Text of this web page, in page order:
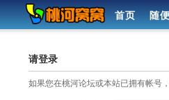
首页 随
请登录
如果您在桃河论坛或本站已拥有帐号